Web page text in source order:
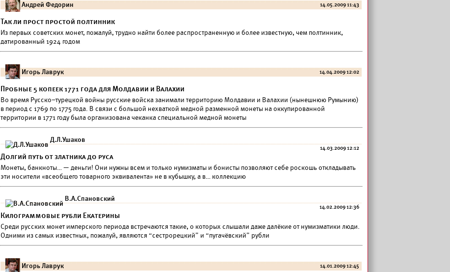
Андрей Федорин 14.05.2009 11:43
Так ли прост простой полтинник
Из первых советских монет, пожалуй, трудно найти более распространенную и более известную, чем полтинник,
датированный 1924 годом
Игорь Лаврук 14.04.2009 12:02
Пробные 5 копеек 1771 года для Молдавии и Валахии
Во время Русско–турецкой войны русские войска занимали территорию Молдавии и Валахии (нынешнюю Румынию)
в период с 1769 по 1775 года. В связи с большой нехваткой медной разменной монеты на оккупированной
территории в 1771 году была организована чеканка специальной медной монеты
Д.Л.Ушаков
14.03.2009 12:12
Долгий путь от златника до руса
Монеты, банкноты… — деньги! Они нужны всем и только нумизматы и бонисты позволяют себе роскошь откладывать
эти носители «всеобщего товарного эквивалента» не в кубышку, а в… коллекцию
В.А.Спановский
14.02.2009 12:36
Килограммовые рубли Екатерины
Среди русских монет имперского периода встречаются такие, о которых слышали даже далёкие от нумизматики люди.
Одними из самых известных, пожалуй, являются “сестрорецкий” и “пугачёвский” рубли
Игорь Лаврук 14.01.2009 12:45